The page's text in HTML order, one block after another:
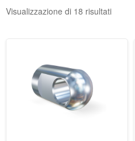
Visualizzazione di 18 risultati